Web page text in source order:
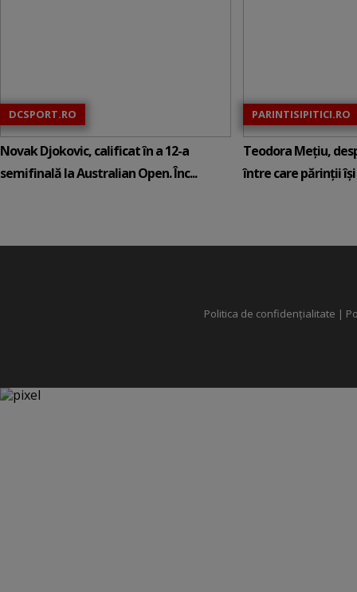
DCSPORT.RO
Novak Djokovic, calificat în a 12-a
semifinală la Australian Open. Înc...
PARINTISIPITICI.RO
Teodora Mețiu,
între care părinții își
Politica de confidențialitate |